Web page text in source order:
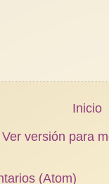
Inicio
Ver versión para
(Atom)